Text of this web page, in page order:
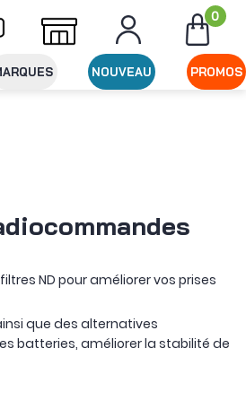
Expédition
0
NOUVEAU PROMOS
ND pour améliorer vos prises
que des alternatives
batteries, améliorer la stabilité de